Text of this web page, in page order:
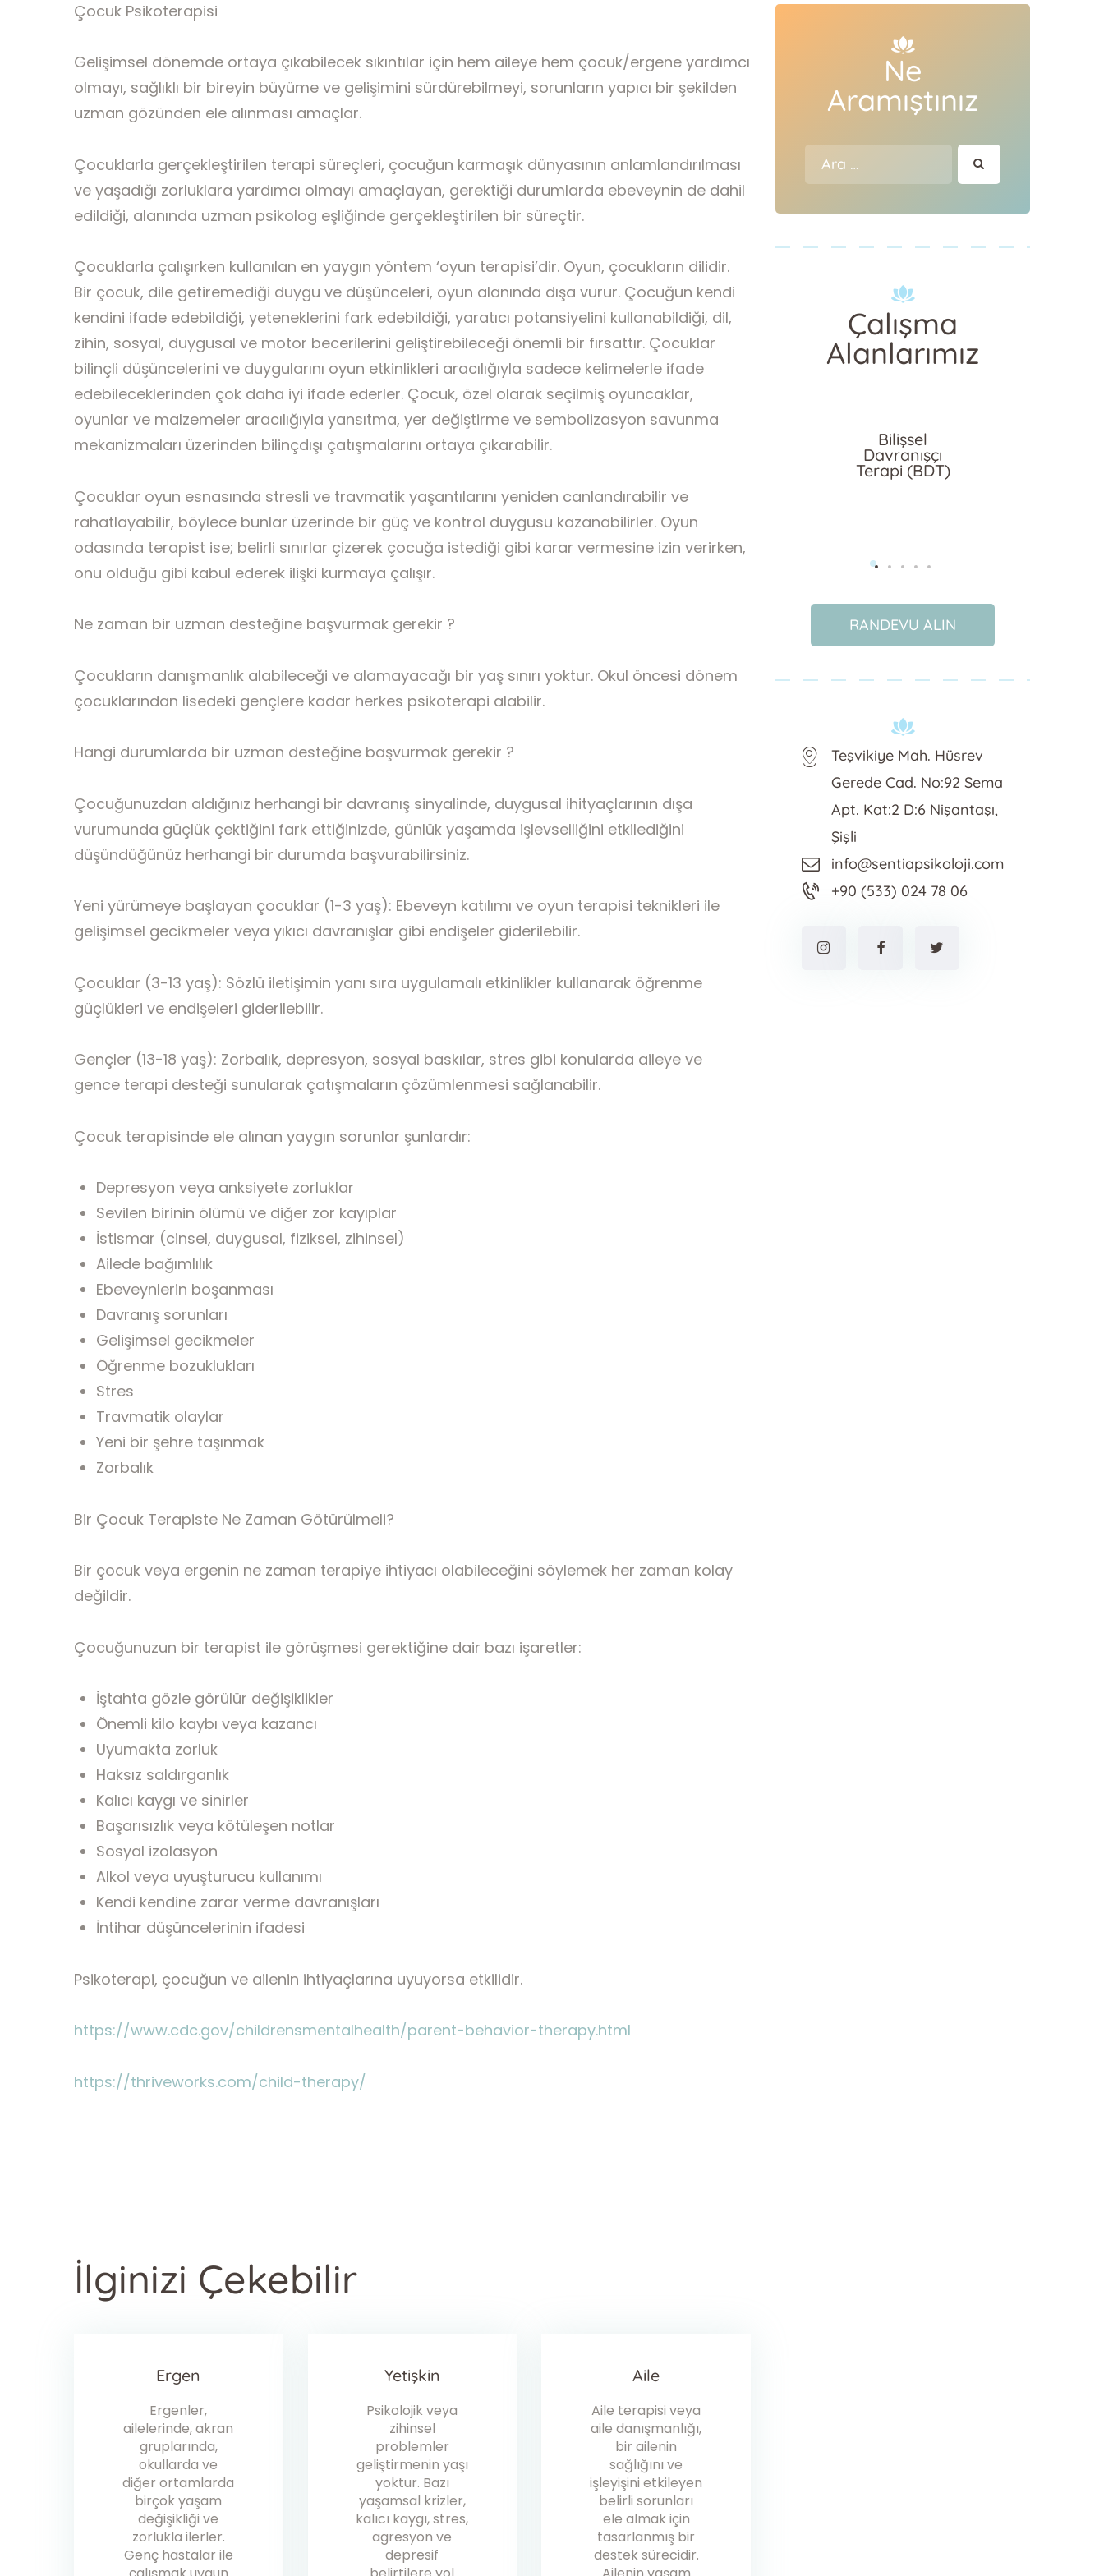
Çocuk Psikoterapisi
Gelişimsel dönemde ortaya çıkabilecek sıkıntılar için hem aileye hem çocuk/ergene yardımcı
olmayı, sağlıklı bir bireyin büyüme ve gelişimini sürdürebilmeyi, sorunların yapıcı bir şekilden
uzman gözünden ele alınması amaçlar.
Çocuklarla gerçekleştirilen terapi süreçleri, çocuğun karmaşık dünyasının anlamlandırılması
ve yaşadığı zorluklara yardımcı olmayı amaçlayan, gerektiği durumlarda ebeveynin de dahil
edildiği, alanında uzman psikolog eşliğinde gerçekleştirilen bir süreçtir.
Çocuklarla çalışırken kullanılan en yaygın yöntem ‘oyun terapisi’dir. Oyun, çocukların dilidir.
Bir çocuk, dile getiremediği duygu ve düşünceleri, oyun alanında dışa vurur. Çocuğun kendi
kendini ifade edebildiği, yeteneklerini fark edebildiği, yaratıcı potansiyelini kullanabildiği, dil,
zihin, sosyal, duygusal ve motor becerilerini geliştirebileceği önemli bir fırsattır. Çocuklar
bilinçli düşüncelerini ve duygularını oyun etkinlikleri aracılığıyla sadece kelimelerle ifade
edebileceklerinden çok daha iyi ifade ederler. Çocuk, özel olarak seçilmiş oyuncaklar,
oyunlar ve malzemeler aracılığıyla yansıtma, yer değiştirme ve sembolizasyon savunma
mekanizmaları üzerinden bilinçdışı çatışmalarını ortaya çıkarabilir.
Çocuklar oyun esnasında stresli ve travmatik yaşantılarını yeniden canlandırabilir ve
rahatlayabilir, böylece bunlar üzerinde bir güç ve kontrol duygusu kazanabilirler. Oyun
odasında terapist ise; belirli sınırlar çizerek çocuğa istediği gibi karar vermesine izin verirken,
onu olduğu gibi kabul ederek ilişki kurmaya çalışır.
Ne zaman bir uzman desteğine başvurmak gerekir ?
Çocukların danışmanlık alabileceği ve alamayacağı bir yaş sınırı yoktur. Okul öncesi dönem
çocuklarından lisedeki gençlere kadar herkes psikoterapi alabilir.
Hangi durumlarda bir uzman desteğine başvurmak gerekir ?
Çocuğunuzdan aldığınız herhangi bir davranış sinyalinde, duygusal ihityaçlarının dışa
vurumunda güçlük çektiğini fark ettiğinizde, günlük yaşamda işlevselliğini etkilediğini
düşündüğünüz herhangi bir durumda başvurabilirsiniz.
Yeni yürümeye başlayan çocuklar (1-3 yaş): Ebeveyn katılımı ve oyun terapisi teknikleri ile
gelişimsel gecikmeler veya yıkıcı davranışlar gibi endişeler giderilebilir.
Çocuklar (3-13 yaş): Sözlü iletişimin yanı sıra uygulamalı etkinlikler kullanarak öğrenme
güçlükleri ve endişeleri giderilebilir.
Gençler (13-18 yaş): Zorbalık, depresyon, sosyal baskılar, stres gibi konularda aileye ve
gence terapi desteği sunularak çatışmaların çözümlenmesi sağlanabilir.
Çocuk terapisinde ele alınan yaygın sorunlar şunlardır:
Depresyon veya anksiyete zorluklar
Sevilen birinin ölümü ve diğer zor kayıplar
İstismar (cinsel, duygusal, fiziksel, zihinsel)
Ailede bağımlılık
Ebeveynlerin boşanması
Davranış sorunları
Gelişimsel gecikmeler
Öğrenme bozuklukları
Stres
Travmatik olaylar
Yeni bir şehre taşınmak
Zorbalık
Bir Çocuk Terapiste Ne Zaman Götürülmeli?
Bir çocuk veya ergenin ne zaman terapiye ihtiyacı olabileceğini söylemek her zaman kolay
değildir.
Çocuğunuzun bir terapist ile görüşmesi gerektiğine dair bazı işaretler:
İştahta gözle görülür değişiklikler
Önemli kilo kaybı veya kazancı
Uyumakta zorluk
Haksız saldırganlık
Kalıcı kaygı ve sinirler
Başarısızlık veya kötüleşen notlar
Sosyal izolasyon
Alkol veya uyuşturucu kullanımı
Kendi kendine zarar verme davranışları
İntihar düşüncelerinin ifadesi
Psikoterapi, çocuğun ve ailenin ihtiyaçlarına uyuyorsa etkilidir.
https://www.cdc.gov/childrensmentalhealth/parent-behavior-therapy.html
https://thriveworks.com/child-therapy/
İlginizi Çekebilir
Ergen
Ergenler,
ailelerinde, akran
gruplarında,
okullarda ve
diğer ortamlarda
birçok yaşam
değişikliği ve
zorlukla ilerler.
Genç hastalar ile
Yetişkin
Psikolojik veya
zihinsel
problemler
geliştirmenin yaşı
yoktur. Bazı
yaşamsal krizler,
kalıcı kaygı, stres,
agresyon ve
depresif
Aile
Aile terapisi veya
aile danışmanlığı,
bir ailenin
sağlığını ve
işleyişini etkileyen
belirli sorunları
ele almak için
tasarlanmış bir
destek sürecidir.
Ne
Aramıştınız
Arama:
Çalışma
Alanlarımız
Bilişsel
Davranışçı
Terapi (BDT)
RANDEVU ALIN
Teşvikiye Mah. Hüsrev
Gerede Cad. No:92 Sema
Apt. Kat:2 D:6 Nişantaşı,
Şişli
info@sentiapsikoloji.com
+90 (533) 024 78 06